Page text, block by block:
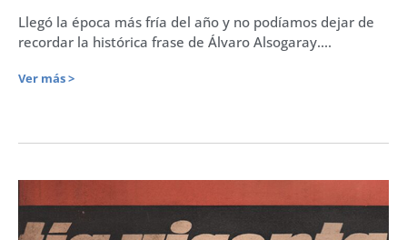
Llegó la época más fría del año y no podíamos dejar de
recordar la histórica frase de Álvaro Alsogaray....
Ver más >